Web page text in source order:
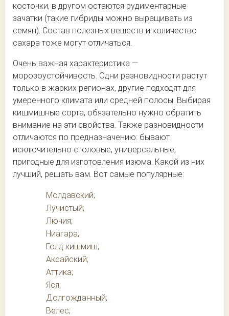
косточки, в другом остаются рудиментарные
зачатки (такие гибриды можно выращивать из
семян). Состав полезных веществ и количество
сахара тоже могут отличаться.
Очень важная характеристика —
морозоустойчивость. Одни разновидности растут
только в жарких регионах, другие подходят для
умеренного климата или средней полосы. Выбирая
кишмишные сорта, обязательно нужно обратить
внимание на эти свойства. Также разновидности
отличаются по предназначению: бывают
исключительно столовые, универсальные,
пригодные для изготовления изюма. Какой из них
лучший, решать вам. Вот самые популярные:
Молдавский;
Лучистый;
Лючия;
Ниагара;
Голд кишмиш;
Аксайский;
Аттика;
Яся;
Долгожданный;
Велес;